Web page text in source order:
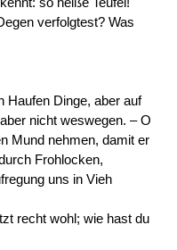
verfolgtest? Was
Haufen Dinge, aber auf
nicht weswegen. – O
Mund nehmen, damit er
Frohlocken,
uns in Vieh
recht wohl; wie hast du